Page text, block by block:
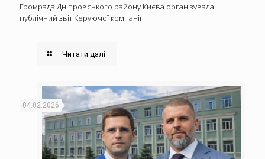
Громрада Дніпровського району Києва організувала
публічний звіт Керуючої компанії
Читати далі
04.02.2026